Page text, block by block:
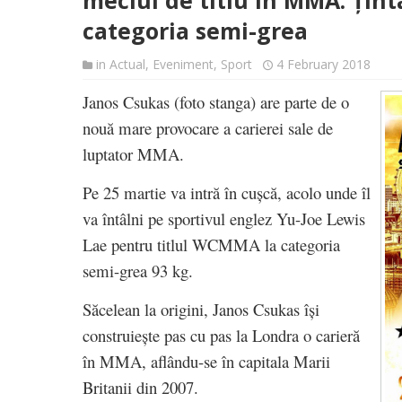
categoria semi-grea
in Actual, Eveniment, Sport 4 February 2018
Janos Csukas (foto stanga) are parte de o
nouă mare provocare a carierei sale de
luptator MMA.
Pe 25 martie va intră în cușcă, acolo unde îl
va întâlni pe sportivul englez Yu-Joe Lewis
Lae pentru titlul WCMMA la categoria
semi-grea 93 kg.
Săcelean la origini, Janos Csukas își
construiește pas cu pas la Londra o carieră
în MMA, aflându-se în capitala Marii
Britanii din 2007.